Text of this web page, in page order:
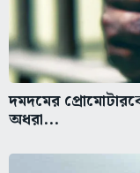
দমদমের
অধরা...